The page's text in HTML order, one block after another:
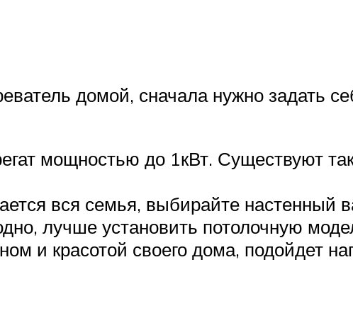
домой, сначала нужно задать
мощностью до 1кВт. Существуют
вся семья, выбирайте настенный
лучше установить потолочную
и красотой своего дома, подойдет